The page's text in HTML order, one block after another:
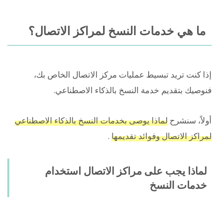
ما هي خدمات النسخ لمراكز الاتصال؟
إذا كنت تريد تبسيط عمليات مركز الاتصال الخاص بك،
فنوصيك بتقديم خدمة النسخ بالذكاء الاصطناعي.
أولاً، سنشرح لماذا يوصى بخدمات النسخ بالذكاء الاصطناعي
لمراكز الاتصال وفوائد تقديمها .
لماذا يجب على مراكز الاتصال استخدام
خدمات النسخ